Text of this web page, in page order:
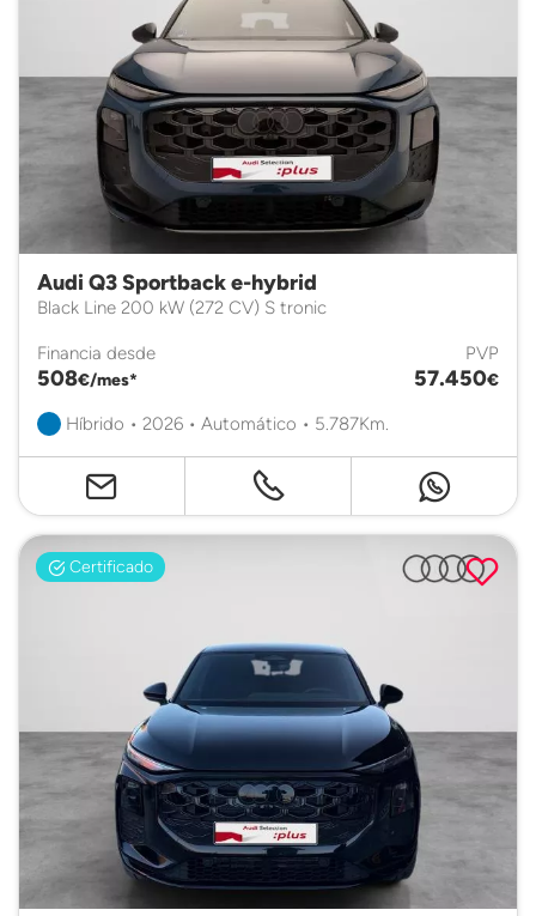
Audi Q3 Sportback e-hybrid
Black Line 200 kW (272 CV) S tronic
Financia desde
508€/mes*
PVP
57.450€
Híbrido • 2026 • Automático • 5.787Km.
Certificado